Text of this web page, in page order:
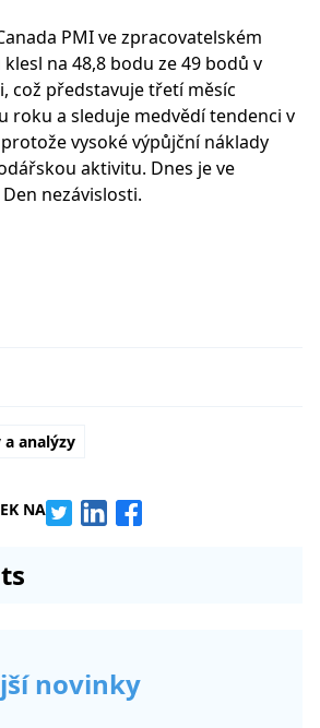
PMI ve zpracovatelském
na 48,8 bodu ze 49 bodů v
což představuje třetí měsíc
roku a sleduje medvědí tendenci v
vysoké výpůjční náklady
aktivitu. Dnes je ve
nezávislosti.
a analýzy
NA
novinky